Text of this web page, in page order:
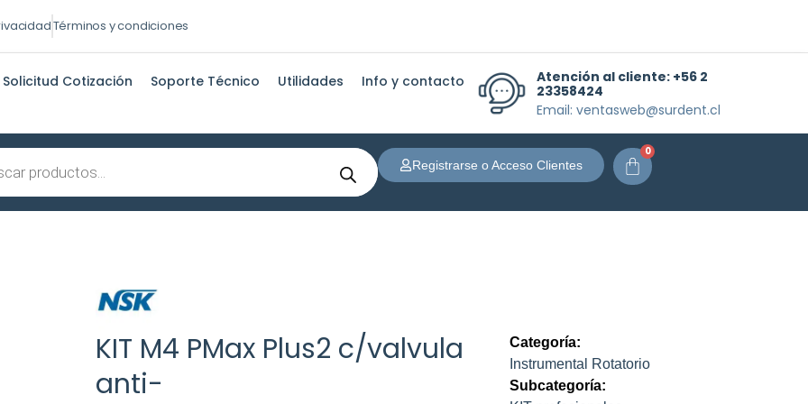
Términos y condiciones
Solicitud Cotización Soporte Técnico Utilidades Info y contacto Atención al cliente: +56 2
23358424
Email: ventasweb@surdent.cl
Registrarse o Acceso Clientes
0
Carrito
KIT M4 PMax Plus2 c/valvula
anti-
Categoría:
Instrumental Rotatorio
Subcategoría: